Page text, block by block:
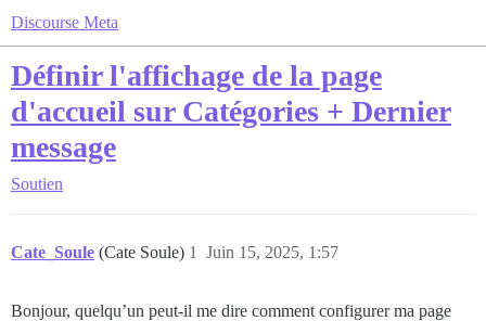
Discourse Meta
Définir l'affichage de la page
d'accueil sur Catégories + Dernier
message
Soutien
Cate_Soule (Cate Soule) Juin 15, 2025, 1:57
1
Bonjour, quelqu’un peut-il me dire comment configurer ma page